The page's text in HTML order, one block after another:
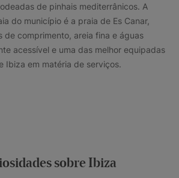
de pinhais mediterrânicos. A
do município é a praia de Es Canar,
de comprimento, areia fina e águas
acessível e uma das melhor equipadas
Ibiza em matéria de serviços.
sobre Ibiza